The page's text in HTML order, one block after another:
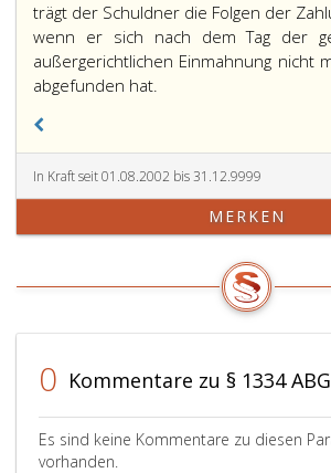
trägt der Schuldner die Folgen der
wenn er sich nach dem Tag der
außergerichtlichen Einmahnung nicht
abgefunden hat.
In Kraft seit 01.08.2002 bis 31.12.9999
MERKEN
0 Kommentare zu § 1334
Es sind keine Kommentare zu diesen
vorhanden.